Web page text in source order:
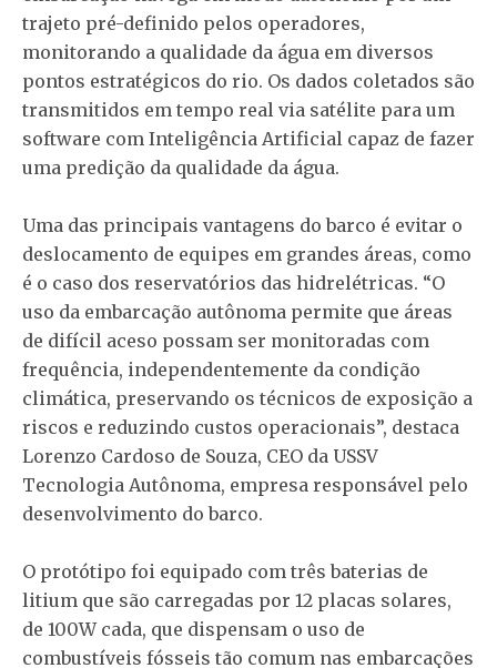
trajeto pré-definido pelos operadores,
monitorando a qualidade da água em diversos
pontos estratégicos do rio. Os dados coletados são
transmitidos em tempo real via satélite para um
software com Inteligência Artificial capaz de fazer
uma predição da qualidade da água.
Uma das principais vantagens do barco é evitar o
deslocamento de equipes em grandes áreas, como
é o caso dos reservatórios das hidrelétricas. “O
uso da embarcação autônoma permite que áreas
de difícil aceso possam ser monitoradas com
frequência, independentemente da condição
climática, preservando os técnicos de exposição a
riscos e reduzindo custos operacionais”, destaca
Lorenzo Cardoso de Souza, CEO da USSV
Tecnologia Autônoma, empresa responsável pelo
desenvolvimento do barco.
O protótipo foi equipado com três baterias de
litium que são carregadas por 12 placas solares,
de 100W cada, que dispensam o uso de
combustíveis fósseis tão comum nas embarcações